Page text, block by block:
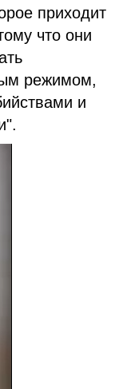
приходит
что они
режимом,
и